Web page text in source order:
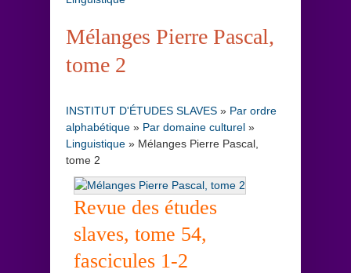
Mélanges Pierre Pascal,
tome 2
INSTITUT D'ÉTUDES SLAVES » Par ordre
alphabétique » Par domaine culturel »
Linguistique » Mélanges Pierre Pascal,
tome 2
Revue des études
slaves, tome 54,
fascicules 1-2